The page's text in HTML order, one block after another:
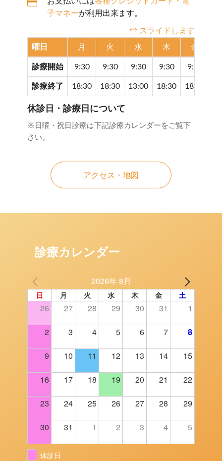
子マネーが利用出来ます。
スライドします
曜日 月 火 水 木 金
診療開始 9:30 9:30 9:30 9:30 9:30
診療終了 18:30 18:30 13:00 18:30 18:30
休診日・診療日について
※日曜・祝日診療は下記診療カレンダーをご覧下
さい。
アクセス・地図
診療カレンダー
2026年 8月
日 月 火 水 木 金 土
26 27 28 29 30 31 1
2 3 4 5 6 7 8
9 10 11 12 13 14 15
16 17 18 19 20 21 22
23 24 25 26 27 28 29
30 31 1 2 3 4 5
休診日